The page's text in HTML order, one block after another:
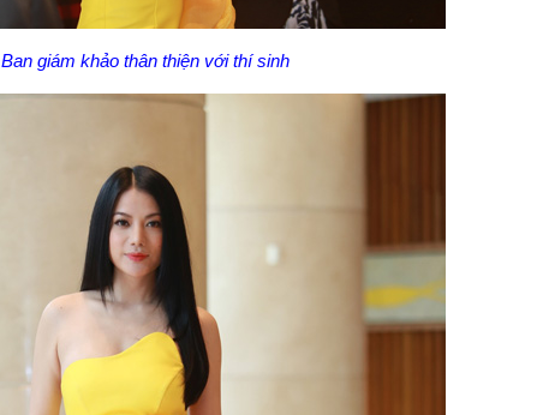
Ban giám khảo thân thiện với thí sinh